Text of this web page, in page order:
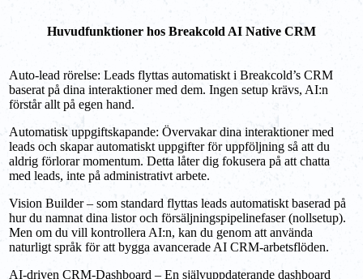
Huvudfunktioner hos Breakcold AI Native CRM
Auto-lead rörelse: Leads flyttas automatiskt i Breakcold’s CRM
baserat på dina interaktioner med dem. Ingen setup krävs, AI:n
förstår allt på egen hand.
Automatisk uppgiftskapande: Övervakar dina interaktioner med
leads och skapar automatiskt uppgifter för uppföljning så att du
aldrig förlorar momentum. Detta låter dig fokusera på att chatta
med leads, inte på administrativt arbete.
Vision Builder – som standard flyttas leads automatiskt baserad på
hur du namnat dina listor och försäljningspipelinefaser (nollsetup).
Men om du vill kontrollera AI:n, kan du genom att använda
naturligt språk för att bygga avancerade AI CRM-arbetsflöden.
AI-driven CRM-Dashboard – En självuppdaterande dashboard